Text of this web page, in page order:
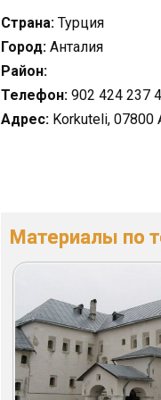
Страна: Турция
Город: Анталия
Район:
Телефон: 902 424 237
Адрес: Korkuteli, 07800
Материалы по